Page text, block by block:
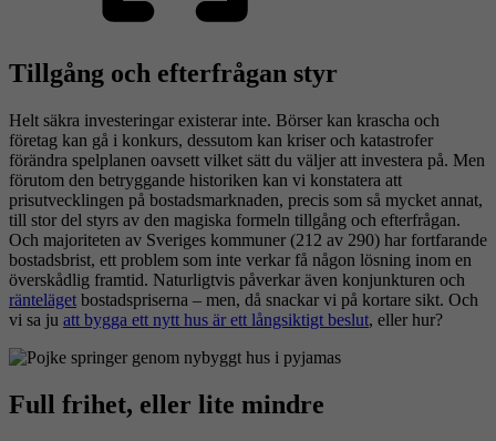
Tillgång och efterfrågan styr
Helt säkra investeringar existerar inte. Börser kan krascha och
företag kan gå i konkurs, dessutom kan kriser och katastrofer
förändra spelplanen oavsett vilket sätt du väljer att investera på. Men
förutom den betryggande historiken kan vi konstatera att
prisutvecklingen på bostadsmarknaden, precis som så mycket annat,
till stor del styrs av den magiska formeln tillgång och efterfrågan.
Och majoriteten av Sveriges kommuner (212 av 290) har fortfarande
bostadsbrist, ett problem som inte verkar få någon lösning inom en
överskådlig framtid. Naturligtvis påverkar även konjunkturen och
ränteläget bostadspriserna – men, då snackar vi på kortare sikt. Och
vi sa ju att bygga ett nytt hus är ett långsiktigt beslut, eller hur?
Full frihet, eller lite mindre